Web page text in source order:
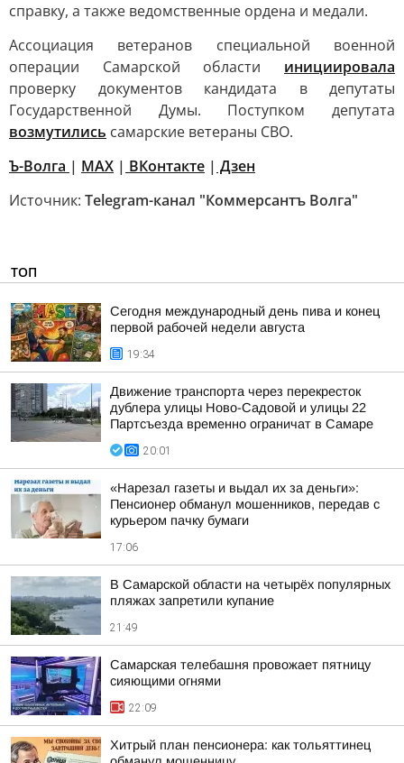
справку, а также ведомственные ордена и медали.
Ассоциация ветеранов специальной военной
операции Самарской области инициировала
проверку документов кандидата в депутаты
Государственной Думы. Поступком депутата
возмутились самарские ветераны СВО.
Ъ-Волга | МАХ | ВКонтакте | Дзен
Источник: Telegram-канал "Коммерсантъ Волга"
ТОП
Сегодня международный день пива и конец
первой рабочей недели августа
19:34
Движение транспорта через перекресток
дублера улицы Ново-Садовой и улицы 22
Партсъезда временно ограничат в Самаре
20:01
«Нарезал газеты и выдал их за деньги»:
Пенсионер обманул мошенников, передав с
курьером пачку бумаги
17:06
В Самарской области на четырёх популярных
пляжах запретили купание
21:49
Самарская телебашня провожает пятницу
сияющими огнями
22:09
Хитрый план пенсионера: как тольяттинец